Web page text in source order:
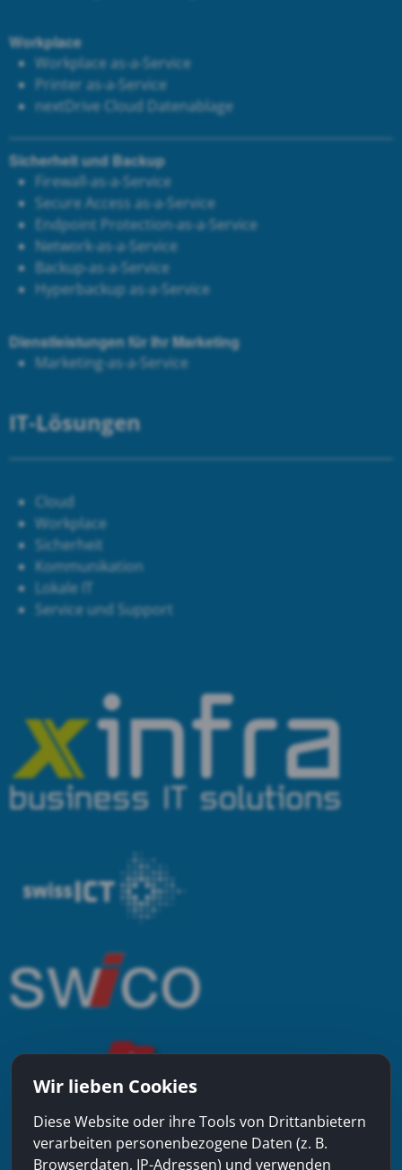
Workplace
Workplace as-a-Service
Printer as-a-Service
nextDrive Cloud Datenablage
Sicherheit und Backup
Firewall-as-a-Service
Secure Access as-a-Service
Endpoint Protection-as-a-Service
Network-as-a-Service
Backup-as-a-Service
Hyperbackup as-a-Service
Dienstleistungen für Ihr Marketing
Marketing-as-a-Service
IT-Lösungen
Cloud
Workplace
Sicherheit
Kommunikation
Lokale IT
Service und Support
Wir lieben Cookies
Diese Website oder ihre Tools von Drittanbietern
verarbeiten personenbezogene Daten (z. B.
Browserdaten, IP-Adressen) und verwenden